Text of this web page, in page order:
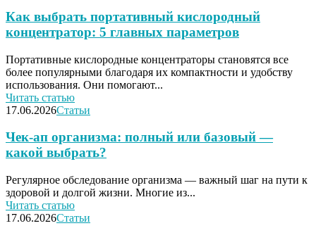
Как выбрать портативный кислородный
концентратор: 5 главных параметров
Портативные кислородные концентраторы становятся все
более популярными благодаря их компактности и удобству
использования. Они помогают...
Читать статью
17.06.2026Статьи
Чек‑ап организма: полный или базовый —
какой выбрать?
Регулярное обследование организма — важный шаг на пути к
здоровой и долгой жизни. Многие из...
Читать статью
17.06.2026Статьи